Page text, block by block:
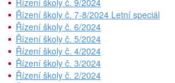
Řízení školy č. 9/2024
Řízení školy č. 7-8/2024 Letní speciál
Řízení školy č. 6/2024
Řízení školy č. 5/2024
Řízení školy č. 4/2024
Řízení školy č. 3/2024
Řízení školy č. 2/2024